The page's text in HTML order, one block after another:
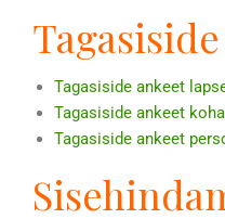
Tagasiside ankeet
Tagasiside ankeet
Tagasiside ankeet